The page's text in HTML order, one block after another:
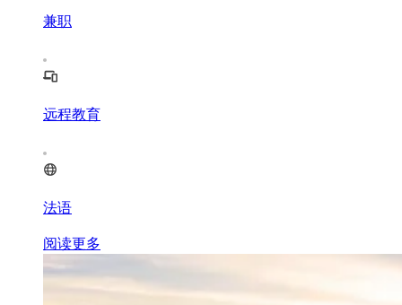
兼职
远程教育
法语
阅读更多